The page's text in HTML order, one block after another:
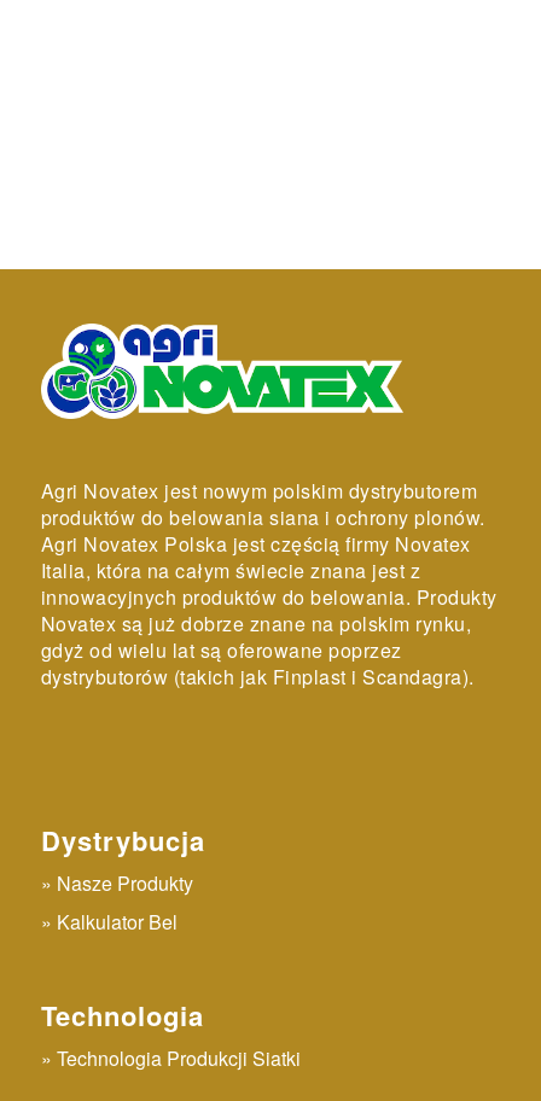
Agri Novatex jest nowym polskim dystrybutorem
produktów do belowania siana i ochrony plonów.
Agri Novatex Polska jest częścią firmy Novatex
Italia, która na całym świecie znana jest z
innowacyjnych produktów do belowania. Produkty
Novatex są już dobrze znane na polskim rynku,
gdyż od wielu lat są oferowane poprzez
dystrybutorów (takich jak Finplast i Scandagra).
Dystrybucja
Nasze Produkty
Kalkulator Bel
Technologia
Technologia Produkcji Siatki